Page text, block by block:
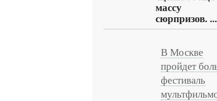
массу
сюрпризов. ...
В Москве
пройдет
фестиваль